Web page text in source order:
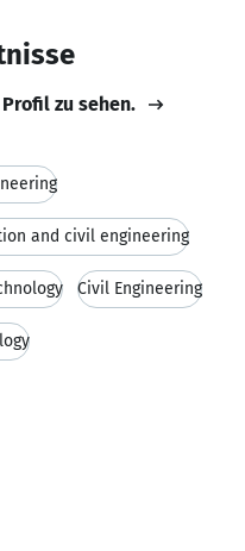
zu sehen.
and civil engineering
Civil Engineering